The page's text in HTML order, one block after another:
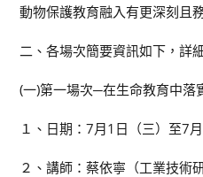
動物保護教育融入有更深刻且
二、各場次簡要資訊如下，詳
(一)第一場次─在生命教育中落
１、日期：7月1日（三）至7
２、講師：蔡依寧（工業技術